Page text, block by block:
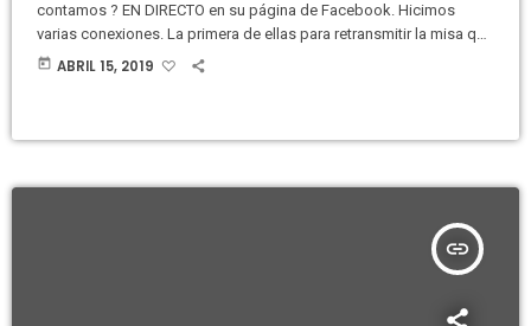
contamos ? EN DIRECTO en su página de Facebook. Hicimos
varias conexiones. La primera de ellas para retransmitir la misa que
se hizo de forma previa a la procesión. Aquí os dejamos el
today ABRIL 15, 2019
insert_link